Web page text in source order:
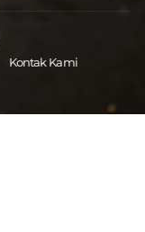
Kontak Kami